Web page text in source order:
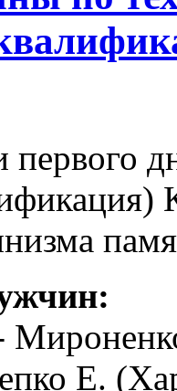
первого
Е.